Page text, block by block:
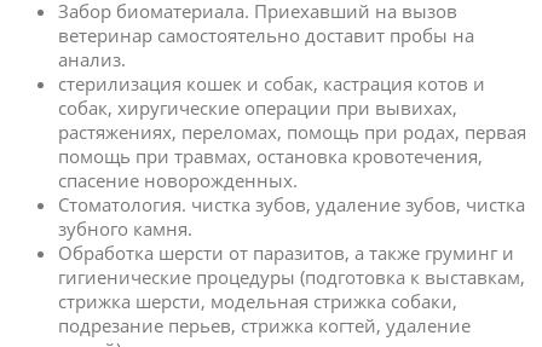
Забор биоматериала. Приехавший на вызов
ветеринар самостоятельно доставит пробы на
анализ.
стерилизация кошек и собак, кастрация котов и
собак, хиругические операции при вывихах,
растяжениях, переломах, помощь при родах, первая
помощь при травмах, остановка кровотечения,
спасение новорожденных.
Стоматология. чистка зубов, удаление зубов, чистка
зубного камня.
Обработка шерсти от паразитов, а также груминг и
гигиенические процедуры (подготовка к выставкам,
стрижка шерсти, модельная стрижка собаки,
подрезание перьев, стрижка когтей, удаление